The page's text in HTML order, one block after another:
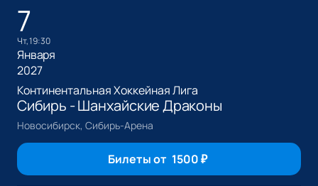
7
чт, 19:30
Января
2027
Континентальная Хоккейная Лига
Сибирь - Шанхайские Драконы
Новосибирск, Сибирь-Арена
Билеты от 1500₽